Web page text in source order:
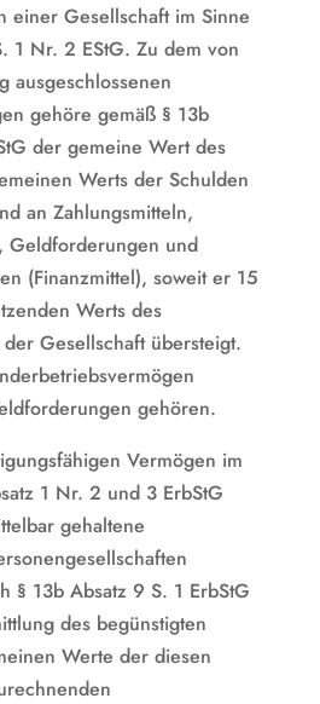
einer Gesellschaft im Sinne
1 Nr. 2 EStG. Zu dem von
ausgeschlossenen
gehöre gemäß § 13b
der gemeine Wert des
Werts der Schulden
an Zahlungsmitteln,
Geldforderungen und
(Finanzmittel), soweit er 15
Werts des
Gesellschaft übersteigt.
gehören.
Vermögen im
1 Nr. 2 und 3 ErbStG
gehaltene
§ 13b Absatz 9 S. 1 ErbStG
des begünstigten
Werte der diesen